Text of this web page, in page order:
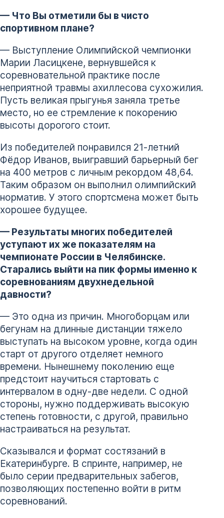
— Что Вы отметили бы в чисто
спортивном плане?
— Выступление Олимпийской чемпионки
Марии Ласицкене, вернувшейся к
соревновательной практике после
неприятной травмы ахиллесова сухожилия.
Пусть великая прыгунья заняла третье
место, но ее стремление к покорению
высоты дорогого стоит.
Из победителей понравился 21-летний
Фёдор Иванов, выигравший барьерный бег
на 400 метров с личным рекордом 48,64.
Таким образом он выполнил олимпийский
норматив. У этого спортсмена может быть
хорошее будущее.
— Результаты многих победителей
уступают их же показателям на
чемпионате России в Челябинске.
Старались выйти на пик формы именно к
соревнованиям двухнедельной
давности?
— Это одна из причин. Многоборцам или
бегунам на длинные дистанции тяжело
выступать на высоком уровне, когда один
старт от другого отделяет немного
времени. Нынешнему поколению еще
предстоит научиться стартовать с
интервалом в одну-две недели. С одной
стороны, нужно поддерживать высокую
степень готовности, с другой, правильно
настраиваться на результат.
Сказывался и формат состязаний в
Екатеринбурге. В спринте, например, не
было серии предварительных забегов,
позволяющих постепенно войти в ритм
соревнований.